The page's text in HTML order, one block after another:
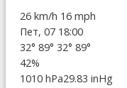
26 km/h 16 mph
Пет, 07 18:00
32° 89° 32° 89°
42%
1010 hPa29.83 inHg